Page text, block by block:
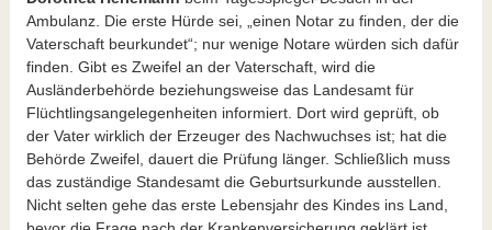
Ambulanz. Die erste Hürde sei, „einen Notar zu finden, der die
Vaterschaft beurkundet“; nur wenige Notare würden sich dafür
finden. Gibt es Zweifel an der Vaterschaft, wird die
Ausländerbehörde beziehungsweise das Landesamt für
Flüchtlingsangelegenheiten informiert. Dort wird geprüft, ob
der Vater wirklich der Erzeuger des Nachwuchses ist; hat die
Behörde Zweifel, dauert die Prüfung länger. Schließlich muss
das zuständige Standesamt die Geburtsurkunde ausstellen.
Nicht selten gehe das erste Lebensjahr des Kindes ins Land,